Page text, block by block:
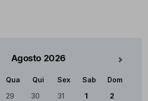
Agosto 2026 Mês
Qua Qui Sex Sab Dom
29 30 31 1 2